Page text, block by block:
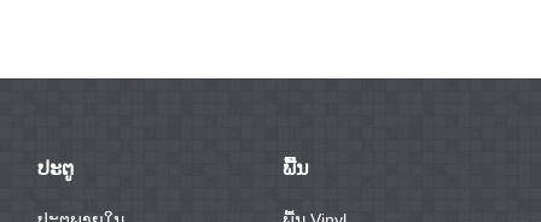
ປະຕູ ພື້ນ